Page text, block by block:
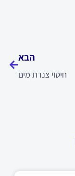
הבא
חיטוי צנרת מים